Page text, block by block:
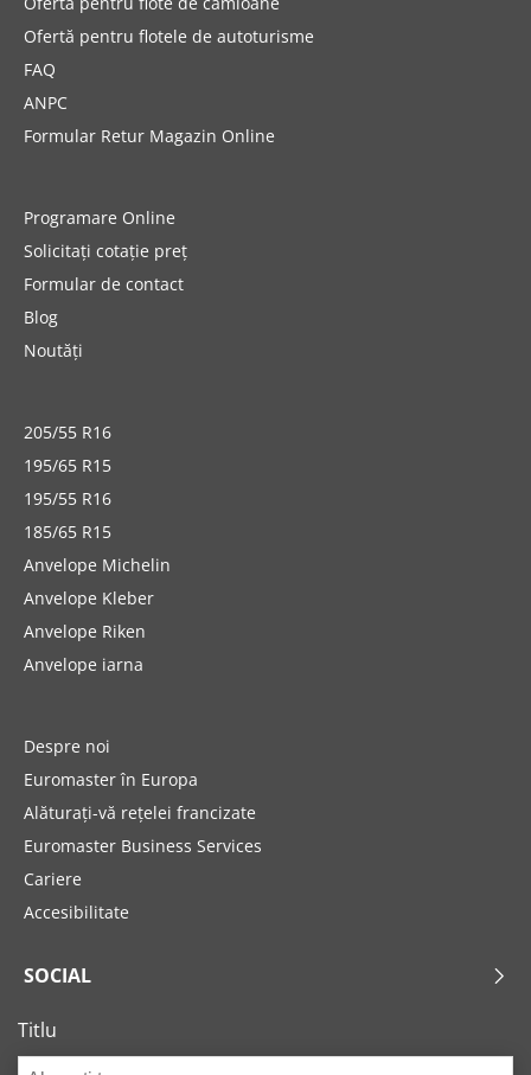
Ofertă pentru flotele de autoturisme
FAQ
ANPC
Formular Retur Magazin Online
Programare Online
Solicitați cotație preț
Formular de contact
Blog
Noutăți
205/55 R16
195/65 R15
195/55 R16
185/65 R15
Anvelope Michelin
Anvelope Kleber
Anvelope Riken
Anvelope iarna
Despre noi
Euromaster în Europa
Alăturați-vă rețelei francizate
Euromaster Business Services
Cariere
Accesibilitate
SOCIAL
Titlu